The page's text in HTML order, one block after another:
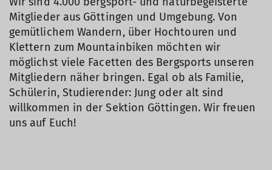
Mitglieder aus Göttingen und Umgebung. Von
gemütlichem Wandern, über Hochtouren und
Klettern zum Mountainbiken möchten wir
möglichst viele Facetten des Bergsports unseren
Mitgliedern näher bringen. Egal ob als Familie,
Schülerin, Studierender: Jung oder alt sind
willkommen in der Sektion Göttingen. Wir freuen
uns auf Euch!